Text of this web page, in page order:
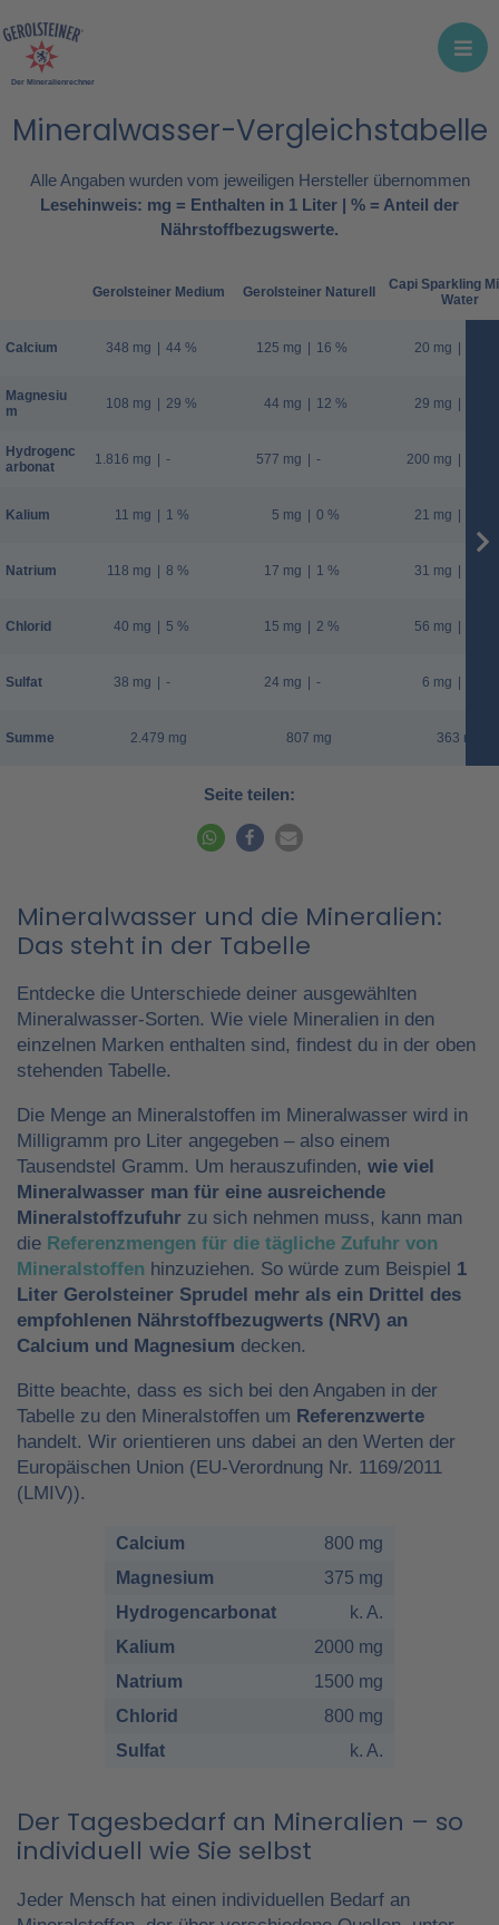
Der Mineralienrechner
Mineralwasser-Vergleichstabelle
Alle Angaben wurden vom jeweiligen Hersteller übernommen
Lesehinweis: mg = Enthalten in 1 Liter | % = Anteil der
Nährstoffbezugswerte.
Calcium
Magnesiu
m
Hydrogenc
arbonat
Kalium
Natrium
Chlorid
Sulfat
Summe
Gerolsteiner Medium
348 mg | 44 %
108 mg | 29 %
1.816 mg | -
11 mg | 1 %
118 mg | 8 %
40 mg | 5 %
38 mg | -
2.479 mg
Gerolsteiner Naturell
125 mg | 16 %
44 mg | 12 %
577 mg | -
5 mg | 0 %
17 mg | 1 %
15 mg | 2 %
24 mg | -
807 mg
Capi Sparkling
Water
20 mg |
29 mg |
200 mg |
21 mg |
31 mg |
56 mg |
6 mg |
363 mg
Seite teilen:
Mineralwasser und die Mineralien:
Das steht in der Tabelle
Entdecke die Unterschiede deiner ausgewählten
Mineralwasser-Sorten. Wie viele Mineralien in den
einzelnen Marken enthalten sind, findest du in der oben
stehenden Tabelle.
Die Menge an Mineralstoffen im Mineralwasser wird in
Milligramm pro Liter angegeben – also einem
Tausendstel Gramm. Um herauszufinden, wie viel
Mineralwasser man für eine ausreichende
Mineralstoffzufuhr zu sich nehmen muss, kann man
die Referenzmengen für die tägliche Zufuhr von
Mineralstoffen hinzuziehen. So würde zum Beispiel 1
Liter Gerolsteiner Sprudel mehr als ein Drittel des
empfohlenen Nährstoffbezugwerts (NRV) an
Calcium und Magnesium decken.
Bitte beachte, dass es sich bei den Angaben in der
Tabelle zu den Mineralstoffen um Referenzwerte
handelt. Wir orientieren uns dabei an den Werten der
Europäischen Union (EU-Verordnung Nr. 1169/2011
(LMIV)).
Calcium
800 mg
Magnesium
375 mg
Hydrogencarbonat
k. A.
Kalium
2000 mg
Natrium
1500 mg
Chlorid
800 mg
Sulfat
k. A.
Der Tagesbedarf an Mineralien – so
individuell wie Sie selbst
Jeder Mensch hat einen individuellen Bedarf an